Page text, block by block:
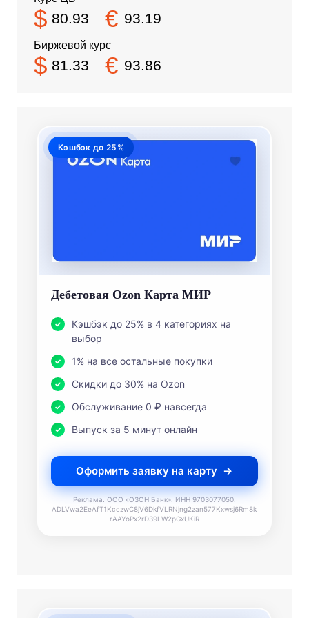
Биржевой курс
$ €
Дебетовая Ozon Карта МИР
Кэшбэк до 25% в 4 категориях на
1% на все остальные покупки
Оформить заявку на карту
ADLVwa2EeAfT1KcczwC8jV6DkfVLRNjng2zan577Kxwsj6Rm8k